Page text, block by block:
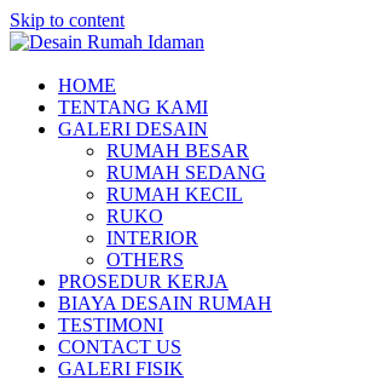
Skip to content
HOME
TENTANG KAMI
GALERI DESAIN
RUMAH BESAR
RUMAH SEDANG
RUMAH KECIL
RUKO
INTERIOR
OTHERS
PROSEDUR KERJA
BIAYA DESAIN RUMAH
TESTIMONI
CONTACT US
GALERI FISIK